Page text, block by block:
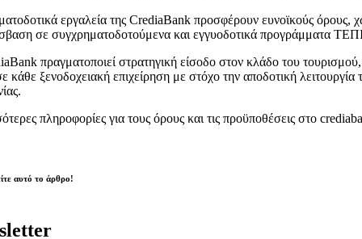
εργαλεία της CrediaBank προσφέρουν ευνοϊκούς όρους,
σε συγχρηματοδοτούμενα και εγγυοδοτικά προγράμματα
πραγματοποιεί στρατηγική είσοδο στον κλάδο του
κάθε ξενοδοχειακή επιχείρηση με στόχο την αποδοτική
πληροφορίες για τους όρους και τις προϋποθέσεις στο
αυτό το άρθρο!